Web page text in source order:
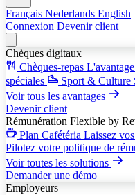
Français Nederlands English
Connexion Devenir client
Chèques digitaux
Chèques-repas
spéciales
Sport & Culture
Voir tous les avantages
Devenir client
Rémunération Flexible by
Plan Cafétéria Laissez
Pilotez votre politique de
Voir toutes les solutions
Demander une démo
Employeurs